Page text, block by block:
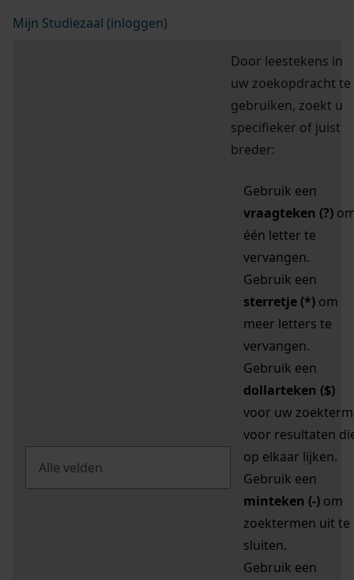
Mijn Studiezaal (inloggen)
Door leestekens in
uw zoekopdracht te
gebruiken, zoekt u
specifieker of juist
breder:
Gebruik een
vraagteken (?)
één letter te
vervangen.
Gebruik een
sterretje (*) om
meer letters te
vervangen.
Gebruik een
dollarteken ($)
voor uw zoekterm
voor resultaten
op elkaar lijken.
Gebruik een
minteken (-) om
zoektermen uit te
sluiten.
Gebruik een